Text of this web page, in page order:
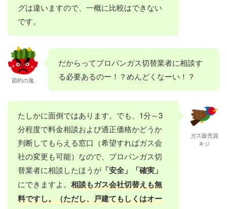
グは違いますので、一概に比較はできない
です。
節約の鬼
だからってプロパンガス切替業者に相談す
る必要あるのー！？めんどくなーい！？
たしかに面倒ではあります。でも、1分～3
分程度で料金相談および適正価格かどうか
判断してもらえる窓口（希望すればガス会
社の変更も可能）なので、プロパンガス切
替業者に相談したほうが 「安全」「確実」
にできますよ。 相談もガス会社切替えも無
料ですし。（ただし、戸建てもしくはオー
ガス販売員
キジ